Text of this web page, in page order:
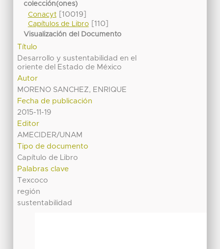
colección(ones)
Conacyt[10019]
Capítulos de Libro[110]
Visualización del Documento
Título
Desarrollo y sustentabilidad en el
oriente del Estado de México
Autor
MORENO SANCHEZ, ENRIQUE
Fecha de publicación
2015-11-19
Editor
AMECIDER/UNAM
Tipo de documento
Capítulo de Libro
Palabras clave
Texcoco
región
sustentabilidad